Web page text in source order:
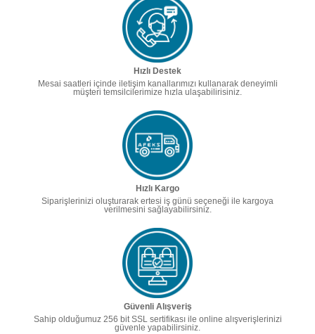
Hızlı Destek
Mesai saatleri içinde iletişim kanallarımızı kullanarak deneyimli
müşteri temsilcilerimize hızla ulaşabilirisiniz.
Hızlı Kargo
Siparişlerinizi oluşturarak ertesi iş günü seçeneği ile kargoya
verilmesini sağlayabilirsiniz.
Güvenli Alışveriş
Sahip olduğumuz 256 bit SSL sertifikası ile online alışverişlerinizi
güvenle yapabilirsiniz.